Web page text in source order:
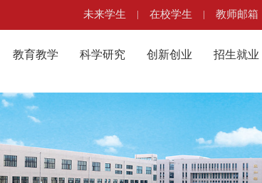
未来学生 | 在校学生 | 教师邮箱
教育教学 科学研究 创新创业 招生就业